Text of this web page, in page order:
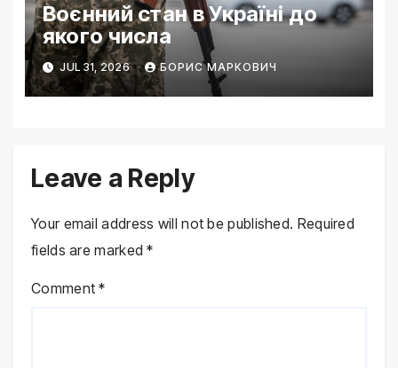
Воєнний стан в Україні до
якого числа
JUL 31, 2026 БОРИС МАРКОВИЧ
Leave a Reply
Your email address will not be published. Required
fields are marked*
Comment*